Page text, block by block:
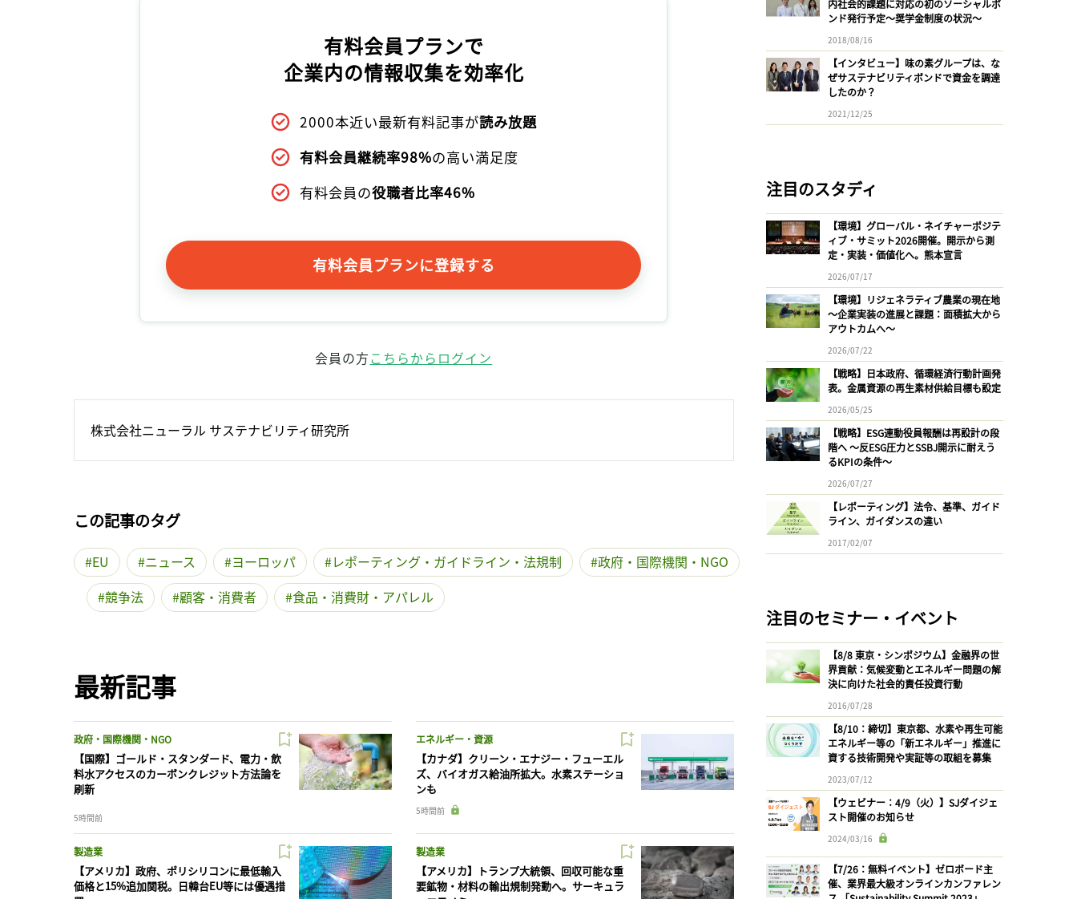
有料会員プランで
企業内の情報収集を効率化
2000本近い最新有料記事が読み放題
有料会員継続率98%の高い満足度
有料会員の役職者比率46%
有料会員プランに登録する
会員の方こちらからログイン
株式会社ニューラル サステナビリティ研究所
この記事のタグ
EU ニュース ヨーロッパ レポーティング・ガイドライン・法規制
政府・国際機関・NGO
競争法
顧客・消費者 食品・消費財・アパレル
最新記事
政府・国際機関・NGO
【国際】ゴールド・スタンダード、電力・飲
料水アクセスのカーボンクレジット方法論を
刷新
5時間前
エネルギー・資源
【カナダ】クリーン・エナジー・フューエル
ズ、バイオガス給油所拡大。水素ステーショ
ンも
5時間前
製造業
【アメリカ】政府、ポリシリコンに最低輸入
価格と15%追加関税。日韓台EU等には優遇措
製造業
【アメリカ】トランプ大統領、回収可能な重
要鉱物・材料の輸出規制発動へ。サーキュラ
内社会的課題に対応の初のソーシャルボ
ンド発行予定〜奨学金制度の状況〜
2018/08/16
【インタビュー】味の素グループは、な
ぜサステナビリティボンドで資金を調達
したのか？
2021/12/25
注目のスタディ
【環境】グローバル・ネイチャーポジテ
ィブ・サミット2026開催。開示から測
定・実装・価値化へ。熊本宣言
2026/07/17
【環境】リジェネラティブ農業の現在地
〜企業実装の進展と課題：面積拡大から
アウトカムへ〜
2026/07/22
【戦略】日本政府、循環経済行動計画発
表。金属資源の再生素材供給目標も設定
2026/05/25
【戦略】ESG連動役員報酬は再設計の段
階へ 〜反ESG圧力とSSBJ開示に耐えう
るKPIの条件〜
2026/07/27
【レポーティング】法令、基準、ガイド
ライン、ガイダンスの違い
2017/02/07
注目のセミナー・イベント
【8/8 東京・シンポジウム】金融界の世
界貢献：気候変動とエネルギー問題の解
決に向けた社会的責任投資行動
2016/07/28
【8/10：締切】東京都、水素や再生可能
エネルギー等の「新エネルギー」推進に
資する技術開発や実証等の取組を募集
2023/07/12
【ウェビナー：4/9（火）】SJダイジェ
スト開催のお知らせ
2024/03/16
【7/26：無料イベント】ゼロボード主
催、業界最大級オンラインカンファレン